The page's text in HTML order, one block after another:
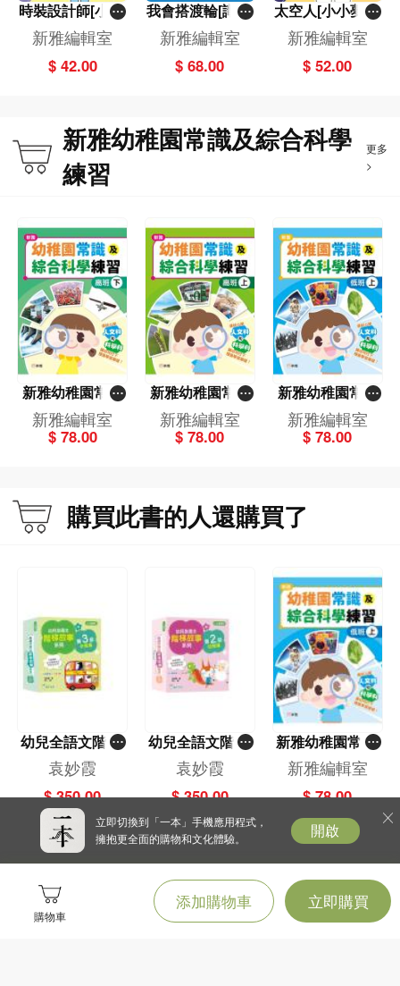
購物車
添加購物車 立即購買
時裝設計師[小小
夢想家貼紙遊戲
書]
新雅編輯室
$ 42.00
我會搭渡輪[識安
全有禮貌]
新雅編輯室
$ 68.00
太空人[小小夢想
家貼紙遊戲書]
新雅編輯室
$ 52.00
新雅幼稚園常識及綜合科學
練習
更多
>
新雅幼稚園常識
及綜合科學練習
（高班下）
新雅編輯室
$ 78.00
新雅幼稚園常識
及綜合科學練習
（高班上）
新雅編輯室
$ 78.00
新雅幼稚園常識
及綜合科學練習
（低班上）
新雅編輯室
$ 78.00
購買此書的人還購買了
幼兒全語文階梯
故事系列(第3級
中階篇)
袁妙霞
$ 350.00
幼兒全語文階梯
故事系列(第2級
初階篇)
袁妙霞
$ 350.00
新雅幼稚園常識
及綜合科學練習
（低班上）
新雅編輯室
$ 78.00
立即切換到「一本」手機應用程式，
擁抱更全面的購物和文化體驗。
開啟